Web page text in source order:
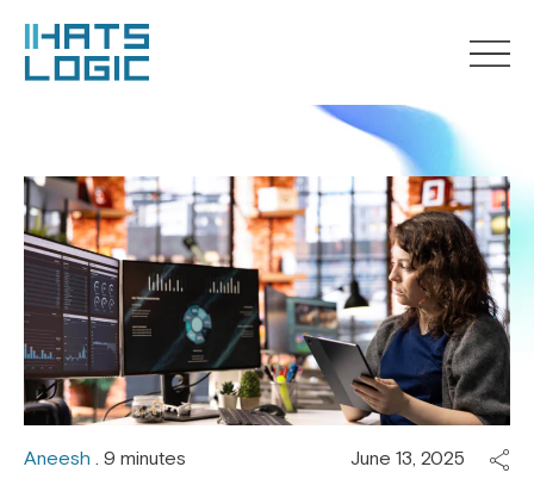
Aneesh . 9 minutes June 13, 2025